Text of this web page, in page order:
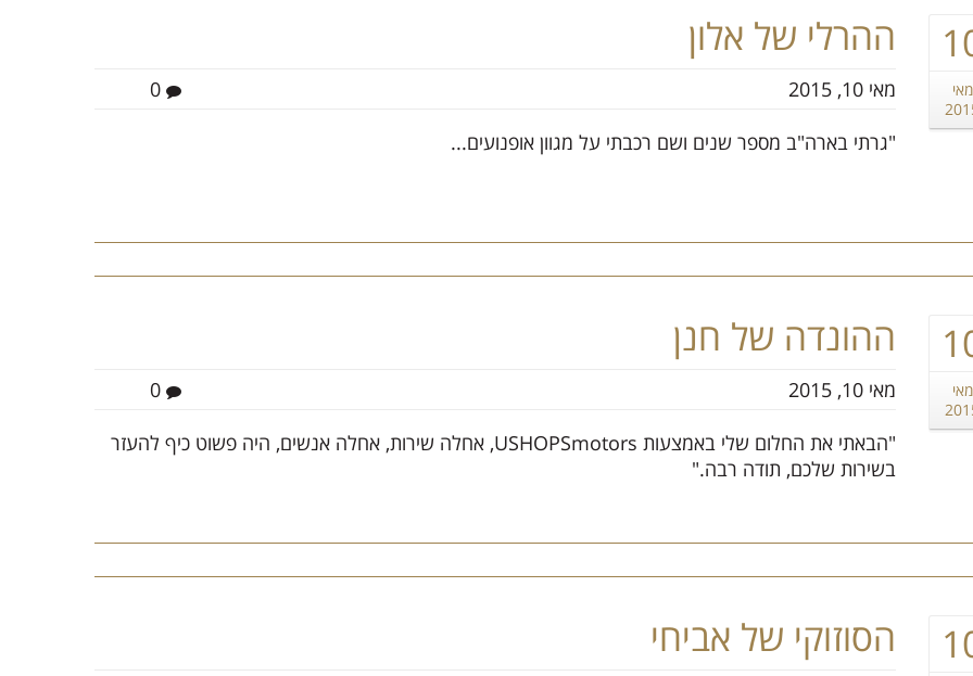
מאי
ההרלי של אלון
מאי 10, 2015
"גרתי בארה"ב מספר שנים ושם רכבתי על מגוון אופנועים...
מאי
ההונדה של חנן
מאי 10, 2015
"הבאתי את החלום שלי באמצעות USHOPSmotors, אחלה שירות, אחלה אנשים, היה פשוט כיף להעזר
בשירות שלכם, תודה רבה."
הסוזוקי של אביחי